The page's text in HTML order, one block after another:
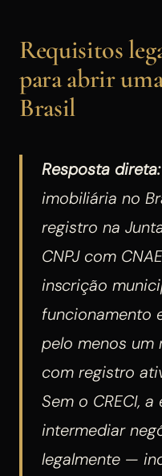
Requisitos
para abrir
Brasil
Resposta direta:
imobiliária no
registro na
CNPJ com
inscrição
funcionamento
pelo menos um
com registro
Sem o CRECI,
intermediar
legalmente —